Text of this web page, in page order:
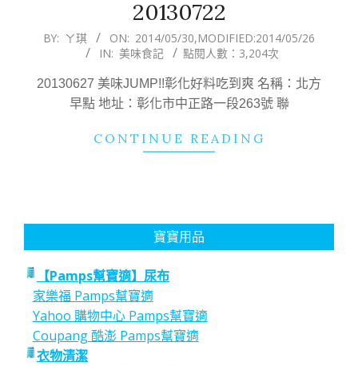
20130722
2014-
30
BY: ㄚ琪 ON: 2014/05/30,MODIFIED:2014/05/26
IN: 美味食記 點閱人數：3,204次
20130627 美味JUMP!!彰化好料吃到爽 名稱：北方
早點 地址：彰化市中正路一段263號 聯
CONTINUE READING
寶寶用品
【Pamps幫寶適】尿布
家樂福 Pamps幫寶適
Yahoo 購物中心 Pamps幫寶適
Coupang 酷澎 Pamps幫寶適
衣物清潔